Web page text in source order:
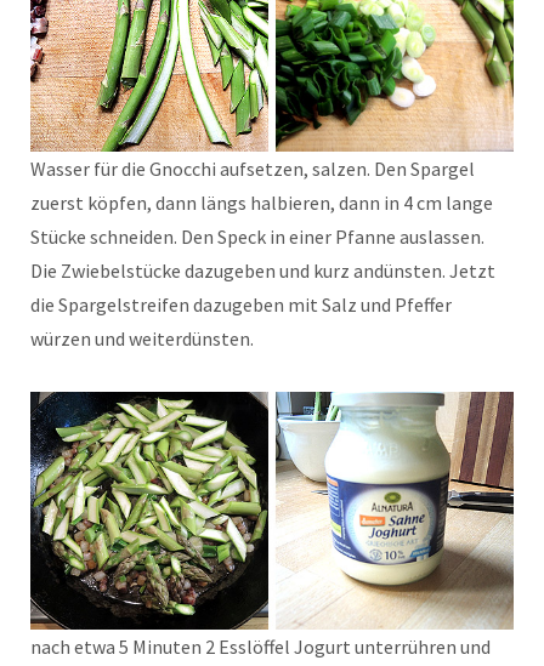
Wasser für die Gnocchi aufsetzen, salzen. Den Spargel
zuerst köpfen, dann längs halbieren, dann in 4 cm lange
Stücke schneiden. Den Speck in einer Pfanne auslassen.
Die Zwiebelstücke dazugeben und kurz andünsten. Jetzt
die Spargelstreifen dazugeben mit Salz und Pfeffer
würzen und weiterdünsten.
nach etwa 5 Minuten 2 Esslöffel Jogurt unterrühren und